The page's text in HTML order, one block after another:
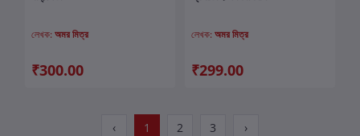
লেখক: অমর মিত্র
₹300.00
লেখক: অমর মিত্র
₹299.00
‹ 1 2 3 ›